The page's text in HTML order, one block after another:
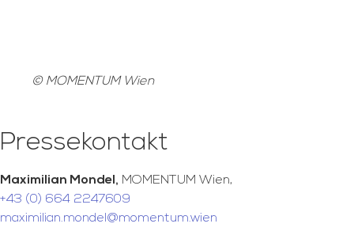
© MOMENTUM Wien
Pressekontakt
Maximilian Mondel, MOMENTUM Wien,
+43 (0) 664 2247609
maximilian.mondel@momentum.wien